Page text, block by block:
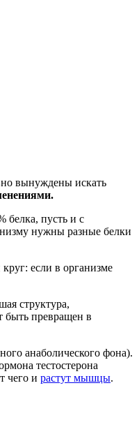
вынуждены искать
белка, пусть и с
нужны разные белки
если в организме
структура,
быть превращен в
анаболического фона).
тестостерона
чего и растут мышцы.